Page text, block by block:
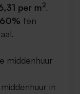
per m2.
ten
middenhuur
in